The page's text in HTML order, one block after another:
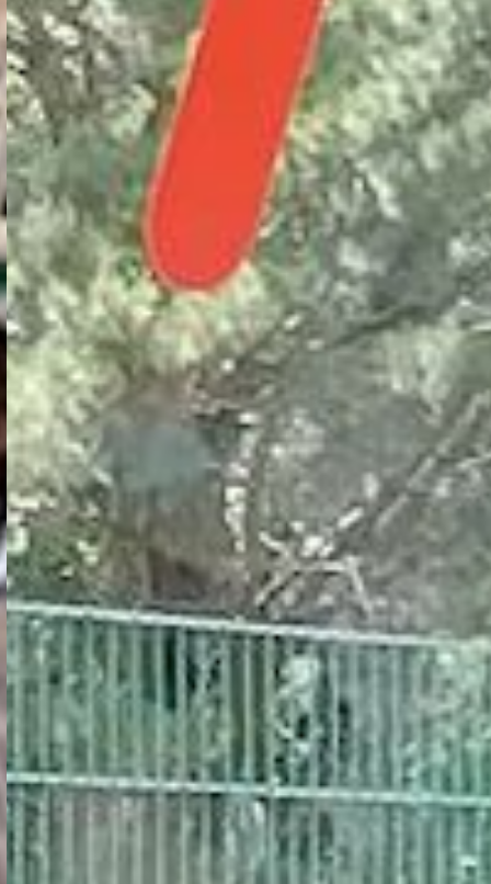
TRANSFO-
E2S :
TRANSITION
NUMÉRIQUE
DANS L'ESS
AU PAYS DE
VANNES